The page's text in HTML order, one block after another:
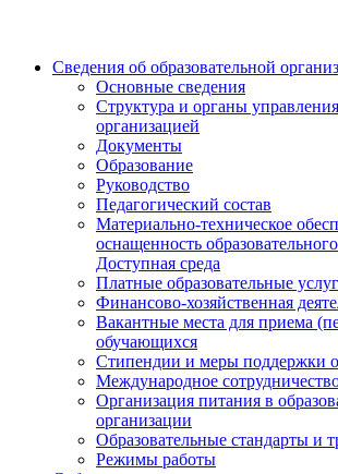
Сведения об образовательной
Основные сведения
Структура и органы
организацией
Документы
Образование
Руководство
Педагогический состав
Материально-техническое
оснащенность
Доступная среда
Платные образовательные
Финансово-хозяйственная
Вакантные места для приема
обучающихся
Стипендии и меры поддержки
Международное
Организация питания в
организации
Образовательные стандарты и
Режимы работы